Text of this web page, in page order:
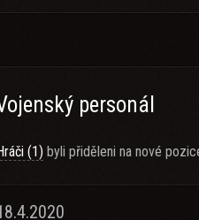
personál
(1) byli přiděleni na nové